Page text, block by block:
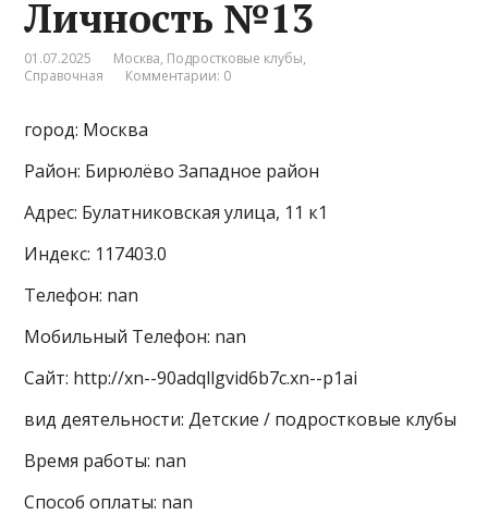
Личность №13
01.07.2025 Москва, Подростковые клубы,
Справочная
Комментарии: 0
город: Москва
Район: Бирюлёво Западное район
Адрес: Булатниковская улица, 11 к1
Индекс: 117403.0
Телефон: nan
Мобильный Телефон: nan
Сайт: http://xn--90adqllgvid6b7c.xn--p1ai
вид деятельности: Детские / подростковые клубы
Время работы: nan
Способ оплаты: nan